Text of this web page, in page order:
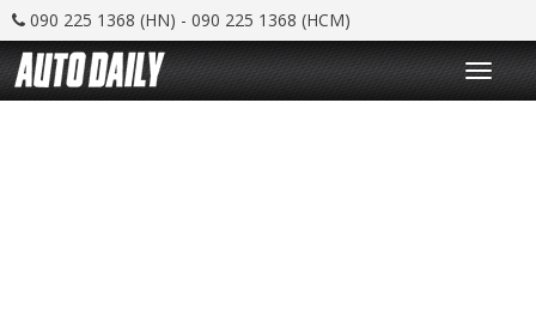
090 225 1368 (HN) - 090 225 1368 (HCM)
T
o
g